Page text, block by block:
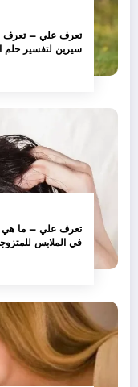
تعرف علي – تعرف
سيرين لتفسير حلم
تعرف علي – ما هي
في الملابس